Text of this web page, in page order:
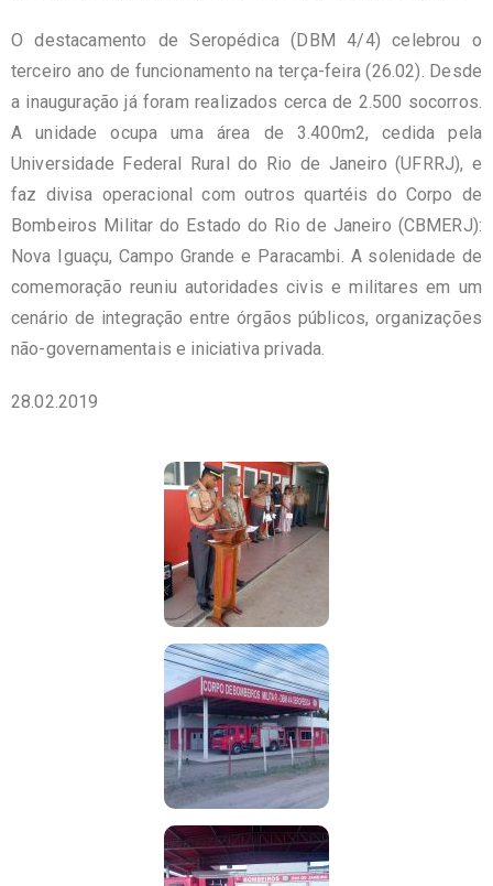
O destacamento de Seropédica (DBM 4/4) celebrou o
terceiro ano de funcionamento na terça-feira (26.02). Desde
a inauguração já foram realizados cerca de 2.500 socorros.
A unidade ocupa uma área de 3.400m2, cedida pela
Universidade Federal Rural do Rio de Janeiro (UFRRJ), e
faz divisa operacional com outros quartéis do Corpo de
Bombeiros Militar do Estado do Rio de Janeiro (CBMERJ):
Nova Iguaçu, Campo Grande e Paracambi. A solenidade de
comemoração reuniu autoridades civis e militares em um
cenário de integração entre órgãos públicos, organizações
não-governamentais e iniciativa privada.
28.02.2019